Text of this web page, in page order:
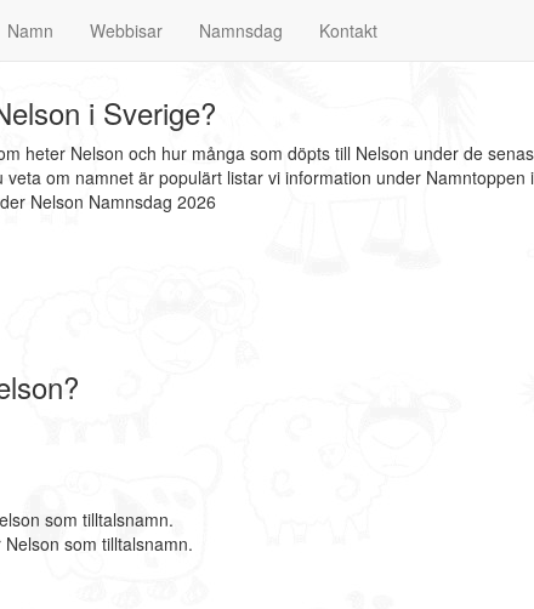
Namn Webbisar Namnsdag Kontakt
i Sverige?
heter Nelson och hur många som döpts till Nelson under de
om namnet är populärt listar vi information under Namntoppen
Nelson Namnsdag 2026
som tilltalsnamn.
som tilltalsnamn.